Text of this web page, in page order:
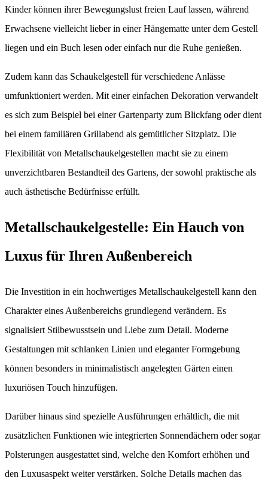
Kinder können ihrer Bewegungslust freien Lauf lassen, während
Erwachsene vielleicht lieber in einer Hängematte unter dem Gestell
liegen und ein Buch lesen oder einfach nur die Ruhe genießen.
Zudem kann das Schaukelgestell für verschiedene Anlässe
umfunktioniert werden. Mit einer einfachen Dekoration verwandelt
es sich zum Beispiel bei einer Gartenparty zum Blickfang oder dient
bei einem familiären Grillabend als gemütlicher Sitzplatz. Die
Flexibilität von Metallschaukelgestellen macht sie zu einem
unverzichtbaren Bestandteil des Gartens, der sowohl praktische als
auch ästhetische Bedürfnisse erfüllt.
Metallschaukelgestelle: Ein Hauch von
Luxus für Ihren Außenbereich
Die Investition in ein hochwertiges Metallschaukelgestell kann den
Charakter eines Außenbereichs grundlegend verändern. Es
signalisiert Stilbewusstsein und Liebe zum Detail. Moderne
Gestaltungen mit schlanken Linien und eleganter Formgebung
können besonders in minimalistisch angelegten Gärten einen
luxuriösen Touch hinzufügen.
Darüber hinaus sind spezielle Ausführungen erhältlich, die mit
zusätzlichen Funktionen wie integrierten Sonnendächern oder sogar
Polsterungen ausgestattet sind, welche den Komfort erhöhen und
den Luxusaspekt weiter verstärken. Solche Details machen das